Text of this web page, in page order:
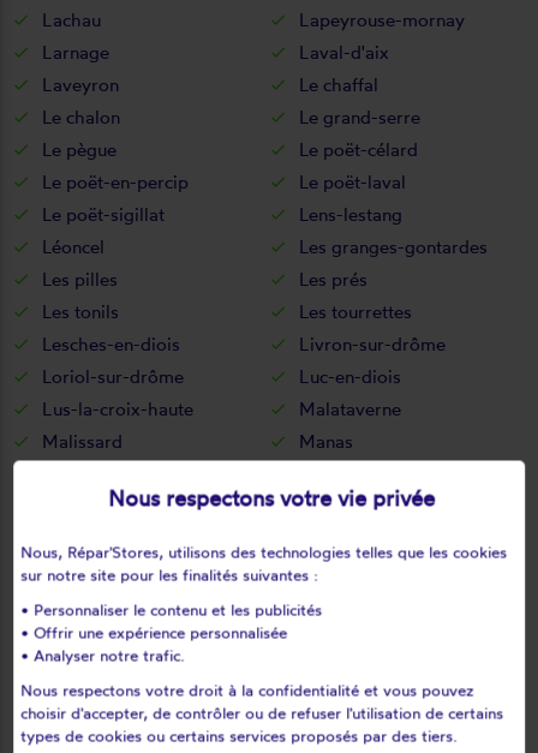
Lachau
Lapeyrouse-mornay
Larnage
Laval-d'aix
Laveyron
Le chaffal
Le chalon
Le grand-serre
Le pègue
Le poët-célard
Le poët-en-percip
Le poët-laval
Le poët-sigillat
Lens-lestang
Léoncel
Les granges-gontardes
Les pilles
Les prés
Les tonils
Les tourrettes
Lesches-en-diois
Livron-sur-drôme
Loriol-sur-drôme
Luc-en-diois
Lus-la-croix-haute
Malataverne
Malissard
Manas
Marignac-en-diois
Menglon
Mercurol
Mérindol-les-oliviers
Mévouillon
Mirabel-aux-baronnies
Mirmande
Molières-glandaz
Mollans-sur-ouvèze
Montauban-sur-l'ouvèze
Montaulieu
Nous respectons votre vie privée
Nous, Répar'Stores, utilisons des technologies telles que les cookies
sur notre site pour les finalités suivantes :
• Personnaliser le contenu et les publicités
• Offrir une expérience personnalisée
• Analyser notre trafic.
Nous respectons votre droit à la confidentialité et vous pouvez
choisir d'accepter, de contrôler ou de refuser l'utilisation de certains
types de cookies ou certains services proposés par des tiers.